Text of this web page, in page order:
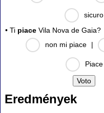
sicuro
• Ti piace Vila Nova de Gaia?
non mi piace
|
Piace
Eredmények